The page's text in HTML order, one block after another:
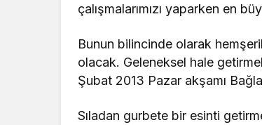
çalışmalarımızı yaparken en
Bunun bilincinde olarak
olacak. Geleneksel hale
Şubat 2013 Pazar akşamı
Sıladan gurbete bir esinti